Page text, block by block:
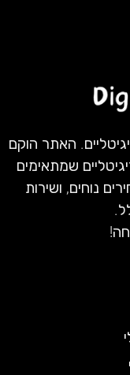
האתר הוקם
שמתאימים
נוחים, ושירות